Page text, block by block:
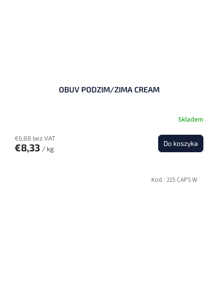
OBUV PODZIM/ZIMA CREAM
Skladem
€6,88 bez VAT
€8,33 / kg
Do koszyka
Kod : 215 CAPS W